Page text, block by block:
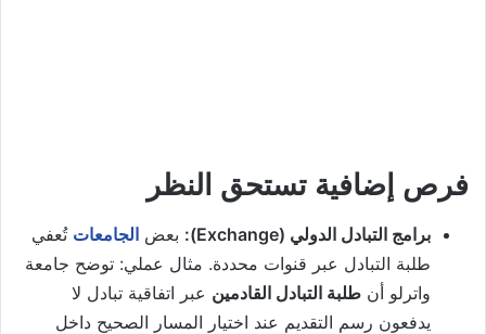
فرص إضافية تستحق النظر
برامج التبادل الدولي (Exchange): بعض الجامعات تُعفي
طلبة التبادل عبر قنوات محددة. مثال عملي: توضح جامعة
واترلو أن طلبة التبادل القادمين عبر اتفاقية تبادل لا
يدفعون رسم التقديم عند اختيار المسار الصحيح داخل